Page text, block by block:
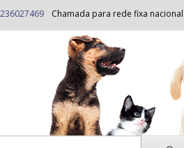
236027469 Chamada para rede fixa nacional